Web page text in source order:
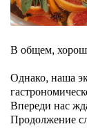
В общем,
Однако, наша
Впереди нас
Продолжение